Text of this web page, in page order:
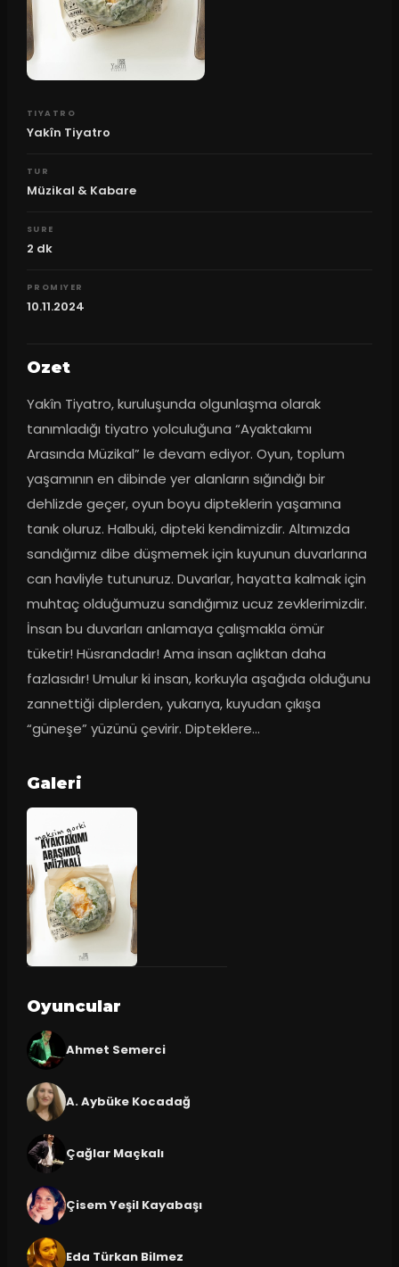
TIYATRO
Yakîn Tiyatro
TUR
Müzikal & Kabare
SURE
2 dk
PROMIYER
10.11.2024
Ozet
Yakîn Tiyatro, kuruluşunda olgunlaşma olarak
tanımladığı tiyatro yolculuğuna “Ayaktakımı
Arasında Müzikal” le devam ediyor. Oyun, toplum
yaşamının en dibinde yer alanların sığındığı bir
dehlizde geçer, oyun boyu dipteklerin yaşamına
tanık oluruz. Halbuki, dipteki kendimizdir. Altımızda
sandığımız dibe düşmemek için kuyunun duvarlarına
can havliyle tutunuruz. Duvarlar, hayatta kalmak için
muhtaç olduğumuzu sandığımız ucuz zevklerimizdir.
İnsan bu duvarları anlamaya çalışmakla ömür
tüketir! Hüsrandadır! Ama insan açlıktan daha
fazlasıdır! Umulur ki insan, korkuyla aşağıda olduğunu
zannettiği diplerden, yukarıya, kuyudan çıkışa
“güneşe” yüzünü çevirir. Dipteklere…
Galeri
Oyuncular
Ahmet Semerci
A. Aybüke Kocadağ
Çağlar Maçkalı
Çisem Yeşil Kayabaşı
Eda Türkan Bilmez